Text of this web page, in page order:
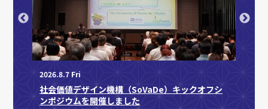
2026.8.7 Fri
社会価値デザイン機構（SoVaDe）キックオフシ
ンポジウムを開催しました
育成